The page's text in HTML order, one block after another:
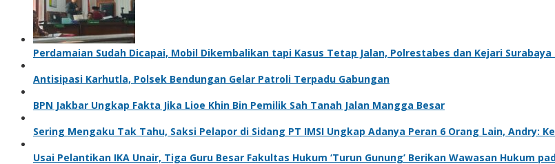
Perdamaian Sudah Dicapai, Mobil Dikembalikan tapi Kasus Tetap Jalan, Polrestabes dan Kejari
Antisipasi Karhutla, Polsek Bendungan Gelar Patroli Terpadu Gabungan
BPN Jakbar Ungkap Fakta Jika Lioe Khin Bin Pemilik Sah Tanah Jalan Mangga Besar
Sering Mengaku Tak Tahu, Saksi Pelapor di Sidang PT IMSI Ungkap Adanya Peran 6 Orang Lain, Andry:
Usai Pelantikan IKA Unair, Tiga Guru Besar Fakultas Hukum ‘Turun Gunung’ Berikan Wawasan Hukum